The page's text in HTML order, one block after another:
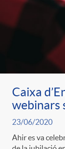
r
S
a
ó
e
r
c
n
i
d
l
c
a
d
Caixa
webinars
23/06/2020
Ahir es va